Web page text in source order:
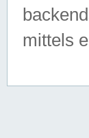
mittels